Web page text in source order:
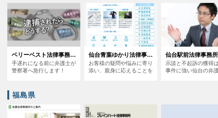
四国
徳島 香川 愛媛
九州・沖縄
福岡 佐賀 熊本 大分 宮崎 鹿児島
ベリーベスト法律事務所仙台オフィス
手遅れになる前に弁護士が
警察署へ急行します！
仙台青葉ゆかり法律事務所
お客様の疑問や悩みに寄り
添い、親身に応えることを
仙台駅前法律事務所
示談と不起訴の獲得
事件に強い仙台の弁
福島県